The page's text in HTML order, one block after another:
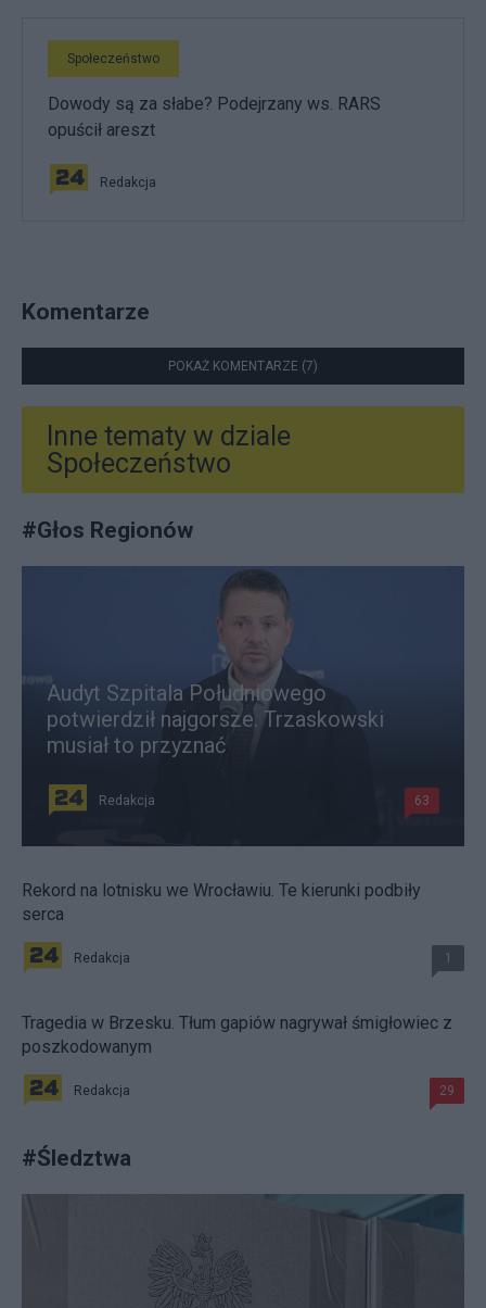
Społeczeństwo
Dowody są za słabe? Podejrzany ws. RARS
opuścił areszt
Redakcja
Komentarze
POKAŻ KOMENTARZE (7)
Inne tematy w dziale
Społeczeństwo
#Głos Regionów
Audyt Szpitala Południowego
potwierdził najgorsze. Trzaskowski
musiał to przyznać
Redakcja 63
Rekord na lotnisku we Wrocławiu. Te kierunki podbiły
serca
Redakcja 1
Tragedia w Brzesku. Tłum gapiów nagrywał śmigłowiec z
poszkodowanym
Redakcja 29
#Śledztwa